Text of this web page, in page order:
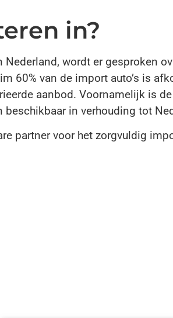
in?
wordt er gesproken
60% van de import auto’s is
aanbod. Voornamelijk is
beschikbaar in verhouding tot
partner voor het zorgvuldig